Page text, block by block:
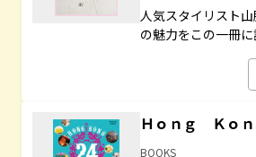
人気スタイリスト
の魅力をこの一冊に
Ｈｏｎｇ Ｋｏ
BOOKS